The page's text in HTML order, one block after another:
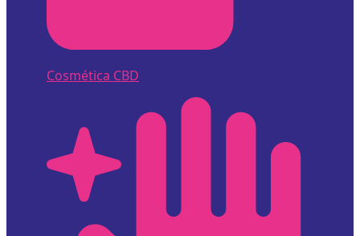
Cosmética CBD